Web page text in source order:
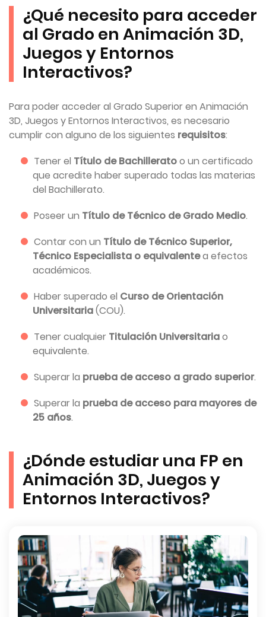
¿Qué necesito para acceder
al Grado en Animación 3D,
Juegos y Entornos
Interactivos?
Para poder acceder al Grado Superior en Animación
3D, Juegos y Entornos Interactivos, es necesario
cumplir con alguno de los siguientes requisitos:
Tener el Título de Bachilleratoo un certificado
que acredite haber superado todas las materias
del Bachillerato.
Poseer un Título de Técnico de Grado Medio.
Contar con un Título de Técnico Superior,
Técnico Especialista o equivalentea efectos
académicos.
Haber superado el Curso de Orientación
Universitaria(COU).
Tener cualquier Titulación Universitariao
equivalente.
Superar la prueba de acceso a grado superior.
Superar la prueba de acceso para mayores de
25 años.
¿Dónde estudiar una FP en
Animación 3D, Juegos y
Entornos Interactivos?